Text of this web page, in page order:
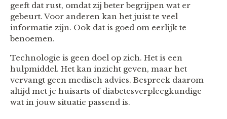
geeft dat rust, omdat zij beter begrijpen wat er
gebeurt. Voor anderen kan het juist te veel
informatie zijn. Ook dat is goed om eerlijk te
benoemen.
Technologie is geen doel op zich. Het is een
hulpmiddel. Het kan inzicht geven, maar het
vervangt geen medisch advies. Bespreek daarom
altijd met je huisarts of diabetesverpleegkundige
wat in jouw situatie passend is.